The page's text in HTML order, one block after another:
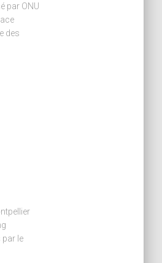
par ONU
des
par le